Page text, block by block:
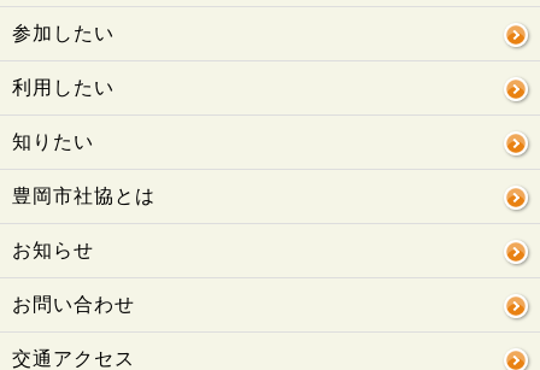
参加したい
利用したい
知りたい
豊岡市社協とは
お知らせ
お問い合わせ
交通アクセス